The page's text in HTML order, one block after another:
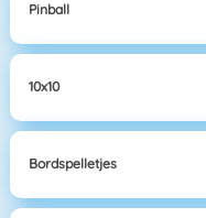
Pinball
10x10
Bordspelletjes